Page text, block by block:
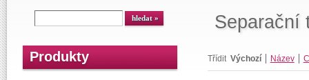
Produkty
Separační
Třídit Výchozí Název